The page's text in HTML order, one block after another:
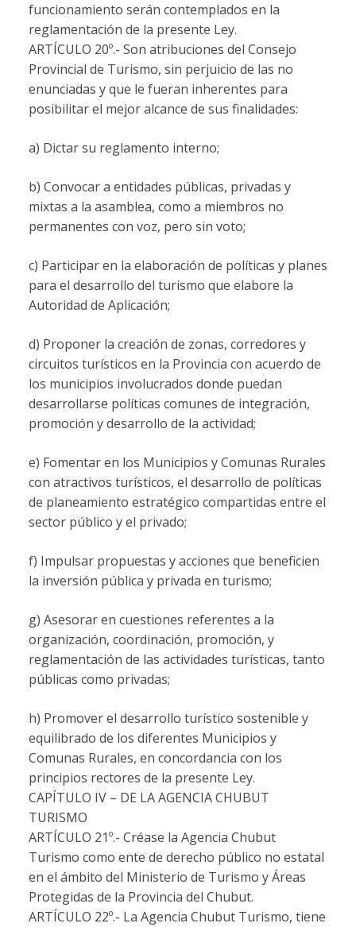
funcionamiento serán contemplados en la
reglamentación de la presente Ley.
ARTÍCULO 20º.- Son atribuciones del Consejo
Provincial de Turismo, sin perjuicio de las no
enunciadas y que le fueran inherentes para
posibilitar el mejor alcance de sus finalidades:
a) Dictar su reglamento interno;
b) Convocar a entidades públicas, privadas y
mixtas a la asamblea, como a miembros no
permanentes con voz, pero sin voto;
c) Participar en la elaboración de políticas y planes
para el desarrollo del turismo que elabore la
Autoridad de Aplicación;
d) Proponer la creación de zonas, corredores y
circuitos turísticos en la Provincia con acuerdo de
los municipios involucrados donde puedan
desarrollarse políticas comunes de integración,
promoción y desarrollo de la actividad;
e) Fomentar en los Municipios y Comunas Rurales
con atractivos turísticos, el desarrollo de políticas
de planeamiento estratégico compartidas entre el
sector público y el privado;
f) Impulsar propuestas y acciones que beneficien
la inversión pública y privada en turismo;
g) Asesorar en cuestiones referentes a la
organización, coordinación, promoción, y
reglamentación de las actividades turísticas, tanto
públicas como privadas;
h) Promover el desarrollo turístico sostenible y
equilibrado de los diferentes Municipios y
Comunas Rurales, en concordancia con los
principios rectores de la presente Ley.
CAPÍTULO IV – DE LA AGENCIA CHUBUT
TURISMO
ARTÍCULO 21º.- Créase la Agencia Chubut
Turismo como ente de derecho público no estatal
en el ámbito del Ministerio de Turismo y Áreas
Protegidas de la Provincia del Chubut.
ARTÍCULO 22º.- La Agencia Chubut Turismo, tiene